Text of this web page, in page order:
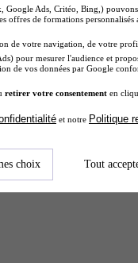
Google Ads, Critéo, Bing,)
offres de formations
de votre navigation, de votre
pour mesurer l'audience et
de vos données par Google
retirer votre consentement en
et notre Politique
choix Tout